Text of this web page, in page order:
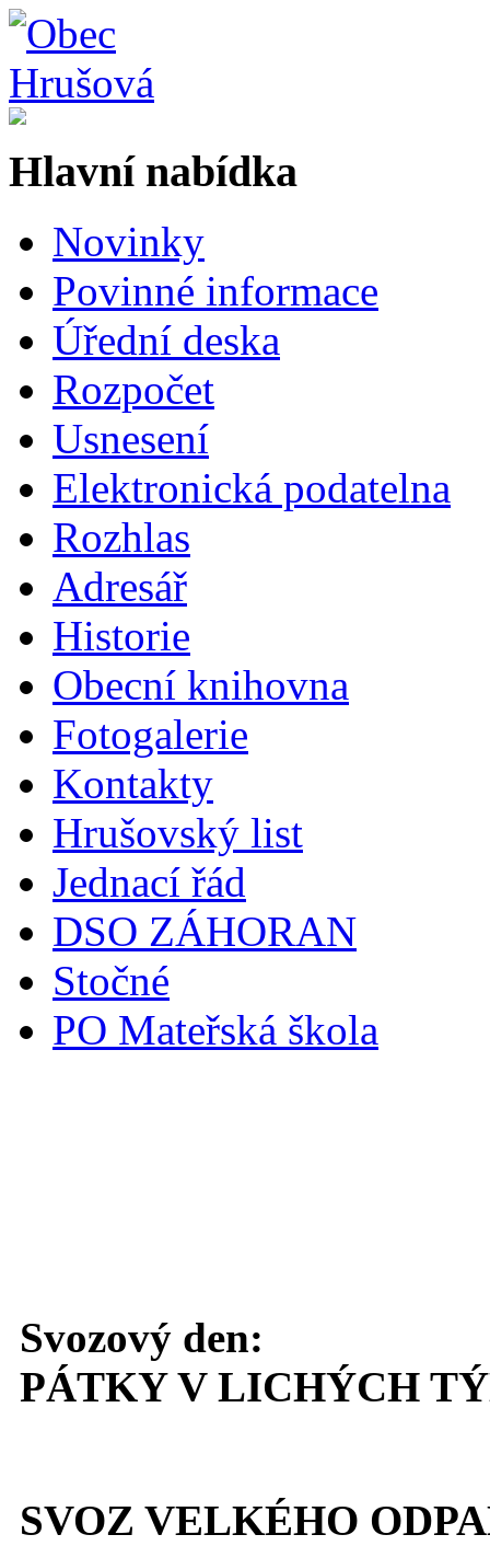
Hlavní nabídka
Novinky
Povinné informace
Úřední deska
Rozpočet
Usnesení
Elektronická podatelna
Rozhlas
Adresář
Historie
Obecní knihovna
Fotogalerie
Kontakty
Hrušovský list
Jednací řád
DSO ZÁHORAN
Stočné
PO Mateřská škola
Svozový den:
PÁTKY V LICHÝCH
SVOZ VELKÉHO